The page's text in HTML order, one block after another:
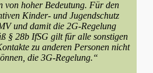
von hoher Bedeutung. Für den
Kinder- und Jugendschutz
und damit die 2G-Regelung
§ 28b IfSG gilt für alle sonstigen
zu anderen Personen nicht
die 3G-Regelung.“